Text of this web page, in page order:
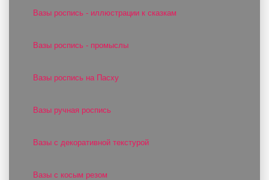
Вазы роспись - иллюстрации к сказкам
Вазы роспись - промыслы
Вазы роспись на Пасху
Вазы ручная роспись
Вазы с декоративной текстурой
Вазы с косым резом